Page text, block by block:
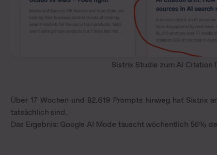
Sistrix Studie zum AI Citation
Über 17 Wochen und 82.619 Prompts hinweg hat Sistrix
tatsächlich sind.
Das Ergebnis: Google AI Mode tauscht wöchentlich 56%